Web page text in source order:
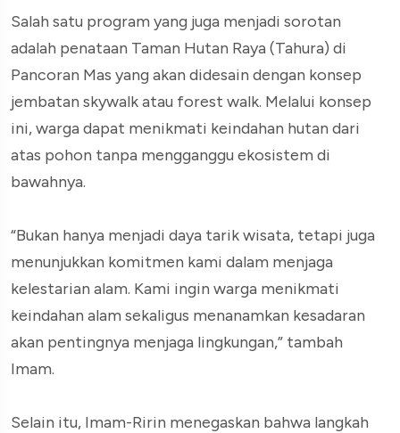
Salah satu program yang juga menjadi sorotan
adalah penataan Taman Hutan Raya (Tahura) di
Pancoran Mas yang akan didesain dengan konsep
jembatan skywalk atau forest walk. Melalui konsep
ini, warga dapat menikmati keindahan hutan dari
atas pohon tanpa mengganggu ekosistem di
bawahnya.
“Bukan hanya menjadi daya tarik wisata, tetapi juga
menunjukkan komitmen kami dalam menjaga
kelestarian alam. Kami ingin warga menikmati
keindahan alam sekaligus menanamkan kesadaran
akan pentingnya menjaga lingkungan,” tambah
Imam.
Selain itu, Imam-Ririn menegaskan bahwa langkah